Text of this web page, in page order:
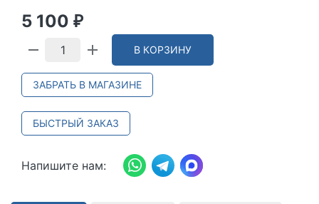
5 100 ₽
В КОРЗИНУ
ЗАБРАТЬ В МАГАЗИНЕ
БЫСТРЫЙ ЗАКАЗ
Напишите нам: